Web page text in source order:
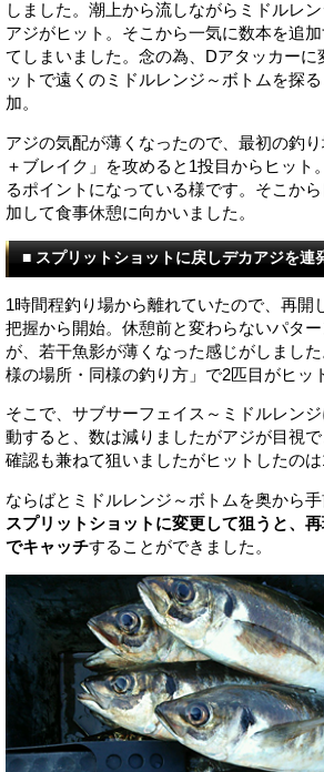
しました。潮上から流しながらミドルレ
アジがヒット。そこから一気に数本を追
てしまいました。念の為、Dアタッカーに
ットで遠くのミドルレンジ～ボトムを探
加。
アジの気配が薄くなったので、最初の釣
＋ブレイク」を攻めると1投目からヒット
るポイントになっている様です。そこか
加して食事休憩に向かいました。
■ スプリットショットに戻しデカアジを連
1時間程釣り場から離れていたので、再開
把握から開始。休憩前と変わらないパタ
が、若干魚影が薄くなった感じがしまし
様の場所・同様の釣り方」で2匹目がヒッ
そこで、サブサーフェイス～ミドルレン
動すると、数は減りましたがアジが目視
確認も兼ねて狙いましたがヒットしたのは
ならばとミドルレンジ～ボトムを奥から
スプリットショットに変更して狙うと、
でキャッチすることができました。